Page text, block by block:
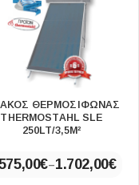
ΘΕΡΜΟΣΙΦΩΝΑΣ
THERMOSTAHL SLE
250LT/3,5M²
€–1.702,00€